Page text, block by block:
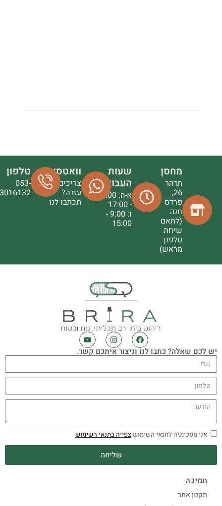
מחסן
תדהר
26,
פרדס
חנה
(לתאם
שיחת
טלפון
מראש)
שעות
העבודה
א-ה: 9:00
- 17:00
ו: 9:00 -
15:00
וואטסאפ
צריכים
עזרה?
תכתבו לנו
טלפון
053-
3016132
יש לכם שאלה? כתבו לנו וניצור איתכם קשר.
אני מסכימ\ה לתנאי השימוש צפייה בתנאי השימוש
שליחה
תמיכה
תקנון אתר